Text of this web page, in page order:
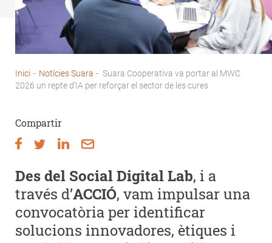
Fil
Inici - Notícies Suara - Suara Cooperativa va portar al MWC
2026 un repte d’IA per reforçar el sector de les cures
Compartir
Des del Social Digital Lab, i a
través d’ACCIÓ, vam impulsar una
convocatòria per identificar
solucions innovadores, ètiques i